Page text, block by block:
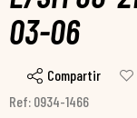
03-06
Compartir
Ref: 0934-1466